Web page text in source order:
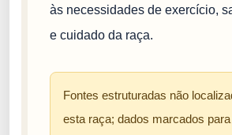
às necessidades de exercício,
e cuidado da raça.
Fontes estruturadas não
esta raça; dados marcados